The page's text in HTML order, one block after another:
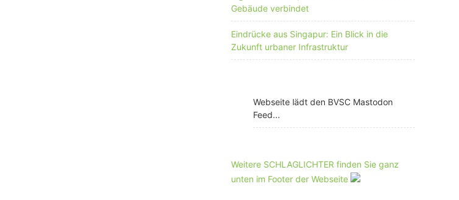
Gebäude verbindet
Eindrücke aus Singapur: Ein Blick in die
Zukunft urbaner Infrastruktur
Webseite lädt den BVSC Mastodon
Feed...
Weitere SCHLAGLICHTER finden Sie ganz
unten im Footer der Webseite